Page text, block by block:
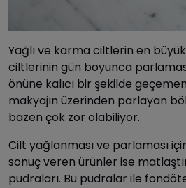
Yağlı ve karma ciltlerin en
ciltlerinin gün boyunca
önüne kalıcı bir şekilde
makyajın üzerinden parlayan
bazen çok zor olabiliyor.
Cilt yağlanması ve parlaması
sonuç veren ürünler ise
pudraları. Bu pudralar ile